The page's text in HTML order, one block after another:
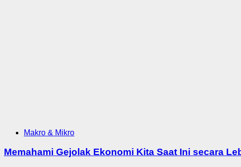
Makro & Mikro
Memahami Gejolak Ekonomi Kita Saat Ini secara